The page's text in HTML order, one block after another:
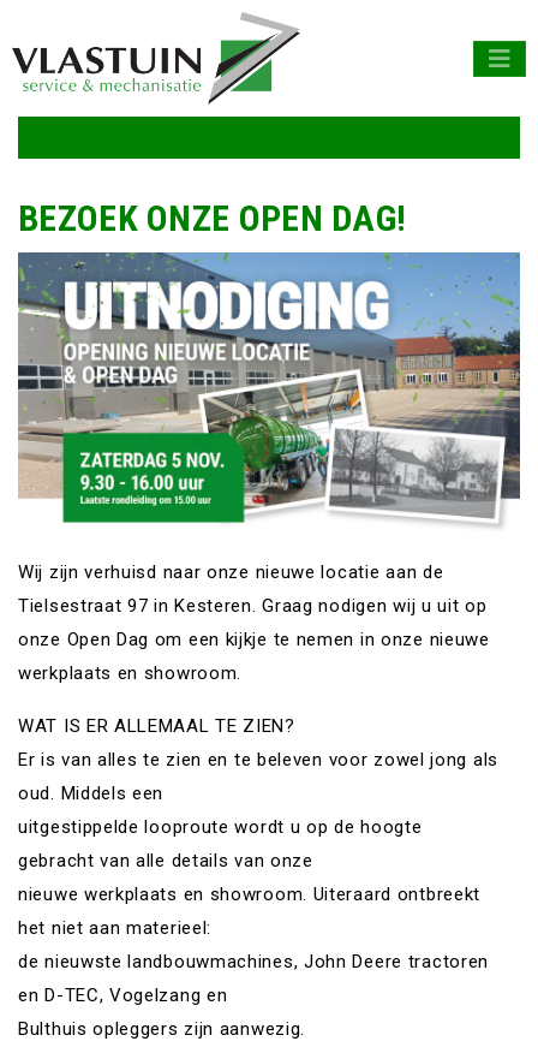
BEZOEK ONZE OPEN DAG!
Wij zijn verhuisd naar onze nieuwe locatie aan de
Tielsestraat 97 in Kesteren. Graag nodigen wij u uit op
onze Open Dag om een kijkje te nemen in onze nieuwe
werkplaats en showroom.
WAT IS ER ALLEMAAL TE ZIEN?
Er is van alles te zien en te beleven voor zowel jong als
oud. Middels een
uitgestippelde looproute wordt u op de hoogte
gebracht van alle details van onze
nieuwe werkplaats en showroom. Uiteraard ontbreekt
het niet aan materieel:
de nieuwste landbouwmachines, John Deere tractoren
en D-TEC, Vogelzang en
Bulthuis opleggers zijn aanwezig.